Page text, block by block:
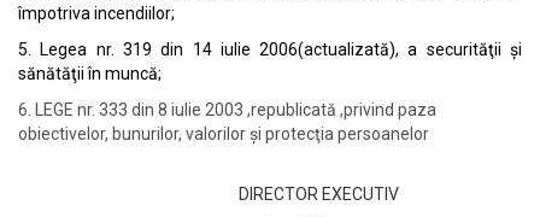
împotriva incendiilor;
5. Legea nr. 319 din 14 iulie 2006(actualizată), a securităţii şi
sănătăţii în muncă;
6.
LEGE nr. 333 din 8 iulie 2003 ,republicată ,privind paza
obiectivelor, bunurilor, valorilor şi protecţia persoanelor
DIRECTOR EXECUTIV